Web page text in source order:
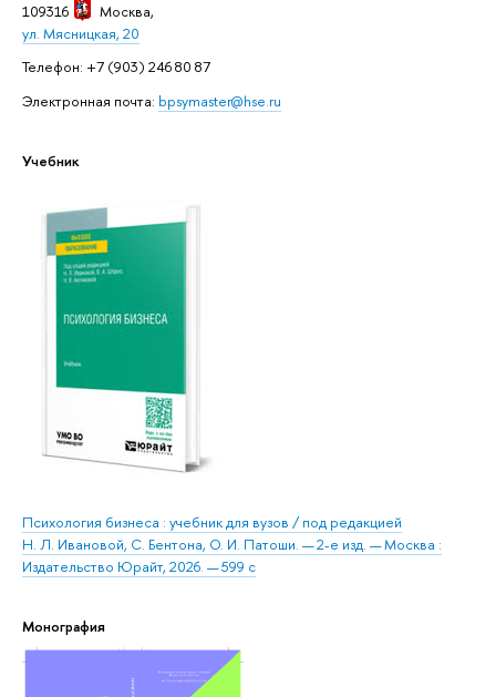
109316
Москва,
ул. Мясницкая, 20
Телефон: +7 (903) 246 80 87
Электронная почта: bpsymaster@hse.ru
Учебник
Психология бизнеса : учебник для вузов / под редакцией
Н. Л. Ивановой, С. Бентона, О. И. Патоши. — 2-е изд. — Москва :
Издательство Юрайт, 2026. — 599 с
Монография